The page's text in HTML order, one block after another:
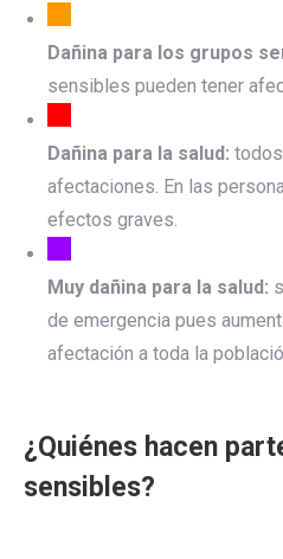
Dañina para los grupos
sensibles pueden tener
Dañina para la salud:
afectaciones. En las
efectos graves.
Muy dañina para la salud:
de emergencia pues
afectación a toda la
¿Quiénes hacen
sensibles?